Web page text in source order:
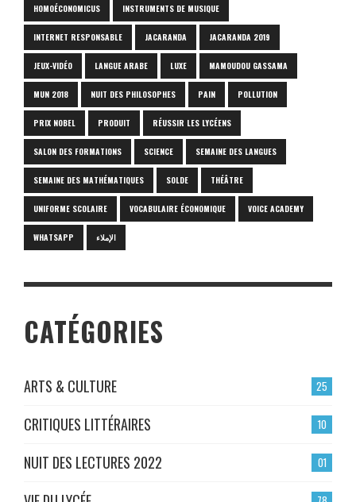
HOMOÉCONOMICUS INSTRUMENTS DE MUSIQUE
INTERNET RESPONSABLE JACARANDA JACARANDA 2019
JEUX-VIDÉO LANGUE ARABE LUXE MAMOUDOU GASSAMA
MUN 2018 NUIT DES PHILOSOPHES PAIN POLLUTION
PRIX NOBEL PRODUIT RÉUSSIR LES LYCÉENS
SALON DES FORMATIONS SCIENCE SEMAINE DES LANGUES
SEMAINE DES MATHÉMATIQUES SOLDE THÉÂTRE
UNIFORME SCOLAIRE VOCABULAIRE ÉCONOMIQUE VOICE ACADEMY
WHATSAPP الإملاء
CATÉGORIES
25
ARTS & CULTURE
10
CRITIQUES LITTÉRAIRES
01
NUIT DES LECTURES 2022